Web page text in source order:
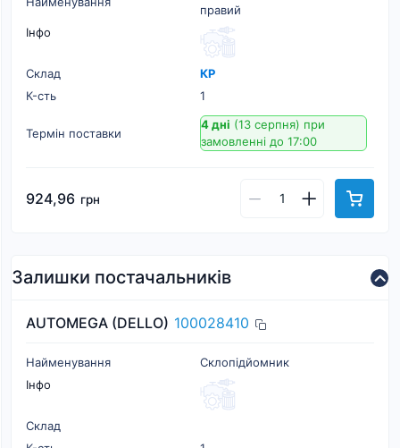
правий
Інфо
Склад
КР
К-cть
1
Термін поставки
4 дні (13 серпня) при
замовленні до 17:00
924,96 грн
Залишки постачальників
AUTOMEGA (DELLO) 100028410
Найменування
Склопідйомник
Інфо
Склад